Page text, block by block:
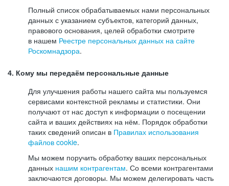
Полный список обрабатываемых нами персональных
данных с указанием субъектов, категорий данных,
правового основания, целей обработки смотрите
в нашем Реестре персональных данных на сайте
Роскомнадзора.
4. Кому мы передаём персональные данные
Для улучшения работы нашего сайта мы пользуемся
сервисами контекстной рекламы и статистики. Они
получают от нас доступ к информации о посещении
сайта и ваших действиях на нём. Порядок обработки
таких сведений описан в Правилах использования
файлов cookie.
Мы можем поручить обработку ваших персональных
данных нашим контрагентам. Со всеми контрагентами
заключаются договоры. Мы можем делегировать часть